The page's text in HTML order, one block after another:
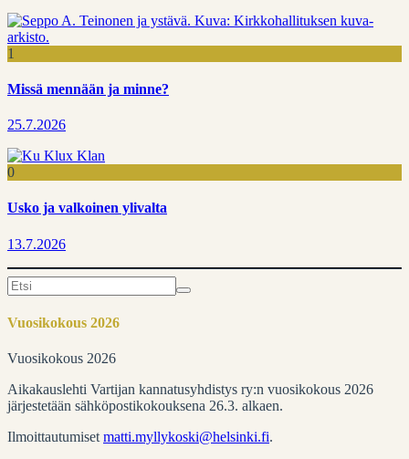
1
Missä mennään ja minne?
25.7.2026
0
Usko ja valkoinen ylivalta
13.7.2026
Search
for:
Vuosikokous 2026
Vuosikokous 2026
Aikakauslehti Vartijan kannatusyhdistys ry:n vuosikokous 2026
järjestetään sähköpostikokouksena 26.3. alkaen.
Ilmoittautumiset matti.myllykoski@helsinki.fi.